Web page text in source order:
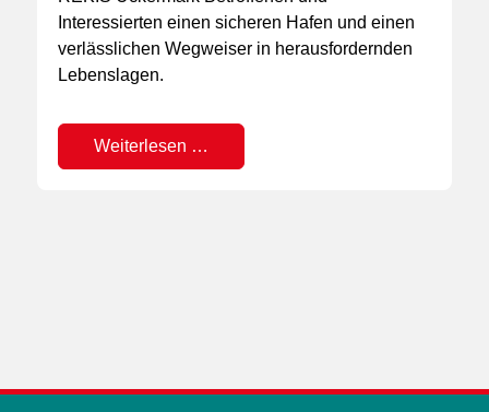
Interessierten einen sicheren Hafen und einen
verlässlichen Wegweiser in herausfordernden
Lebenslagen.
Weiterlesen …